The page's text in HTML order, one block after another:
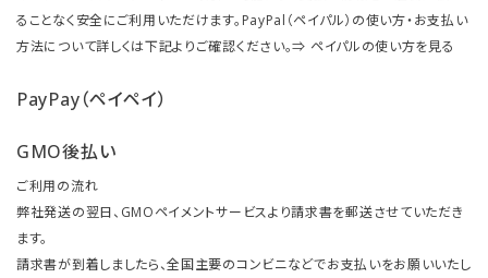
ることなく安全にご利用いただけます。PayPal（ペイパル）の使い方・お支払い
方法について詳しくは下記よりご確認ください。⇒ ペイパルの使い方を見る
PayPay（ペイペイ）
GMO後払い
ご利用の流れ
弊社発送の翌日、GMOペイメントサービスより請求書を郵送させていただき
ます。
請求書が到着しましたら、全国主要のコンビニなどでお支払いをお願いいたし